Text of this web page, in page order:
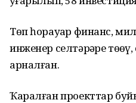
Төп һорауҙар финанс,
инженер селтәрҙәре
арналған.
Ҡаралған проекттар